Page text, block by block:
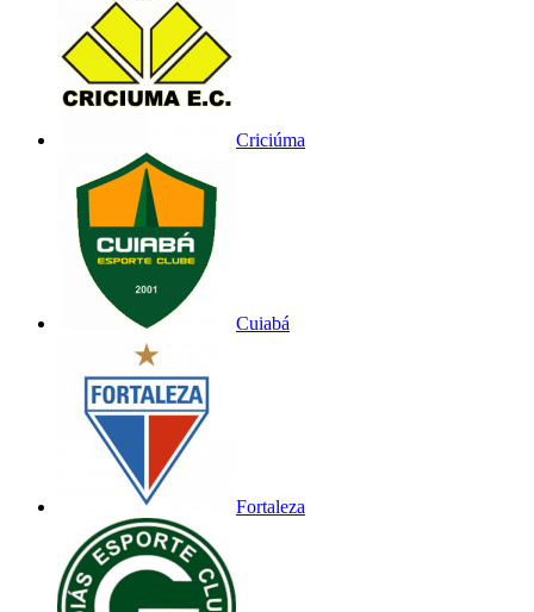
Criciúma
Cuiabá
Fortaleza